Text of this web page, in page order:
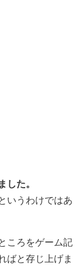
た。
いうわけではあ
ころをゲーム記
ばと存じ上げま